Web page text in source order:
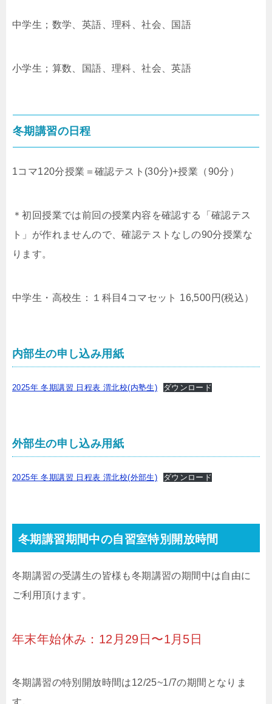
中学生；数学、英語、理科、社会、国語
小学生；算数、国語、理科、社会、英語
冬期講習の日程
1コマ120分授業＝確認テスト(30分)+授業（90分）
＊初回授業では前回の授業内容を確認する「確認テス
ト」が作れませんので、確認テストなしの90分授業な
ります。
中学生・高校生：１科目4コマセット 16,500円(税込）
内部生の申し込み用紙
2025年 冬期講習 日程表 渭北校(内塾生) ダウンロード
外部生の申し込み用紙
2025年 冬期講習 日程表 渭北校(外部生) ダウンロード
冬期講習期間中の自習室特別開放時間
冬期講習の受講生の皆様も冬期講習の期間中は自由に
ご利用頂けます。
年末年始休み：12月29日〜1月5日
冬期講習の特別開放時間は12/25~1/7の期間となりま